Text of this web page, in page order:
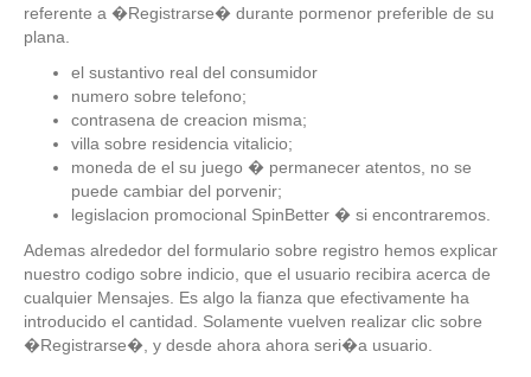
referente a �Registrarse� durante pormenor preferible de su
plana.
el sustantivo real del consumidor
numero sobre telefono;
contrasena de creacion misma;
villa sobre residencia vitalicio;
moneda de el su juego � permanecer atentos, no se
puede cambiar del porvenir;
legislacion promocional SpinBetter � si encontraremos.
Ademas alrededor del formulario sobre registro hemos explicar
nuestro codigo sobre indicio, que el usuario recibira acerca de
cualquier Mensajes. Es algo la fianza que efectivamente ha
introducido el cantidad. Solamente vuelven realizar clic sobre
�Registrarse�, y desde ahora ahora seri�a usuario.